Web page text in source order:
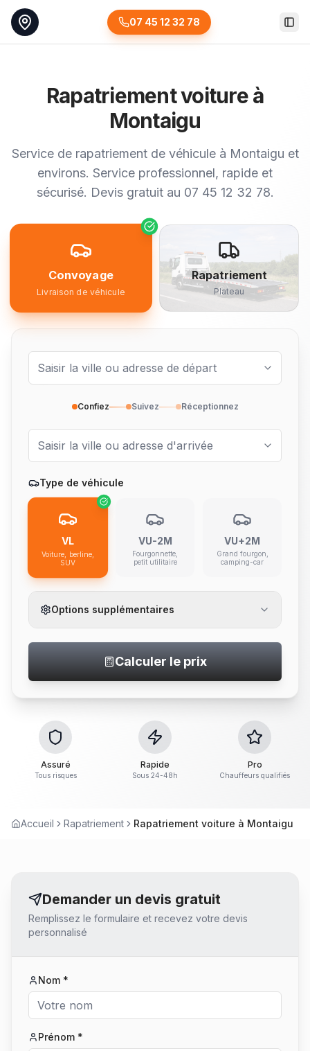
07 45 12 32 78
Rapatriement voiture à
Montaigu
Service de rapatriement de véhicule à Montaigu et
environs. Service professionnel, rapide et
sécurisé. Devis gratuit au 07 45 12 32 78.
Convoyage
Livraison de véhicule
Rapatriement
Plateau
Confiez Suivez Réceptionnez
Type de véhicule
VL
Voiture, berline,
SUV
VU-2M
Fourgonnette,
petit utilitaire
VU+2M
Grand fourgon,
camping-car
Options supplémentaires
Calculer le prix
Assuré
Tous risques
Rapide
Sous 24-48h
Pro
Chauffeurs qualifiés
Accueil Rapatriement Rapatriement voiture à Montaigu
Demander un devis gratuit
Remplissez le formulaire et recevez votre devis
personnalisé
Nom *
Prénom *